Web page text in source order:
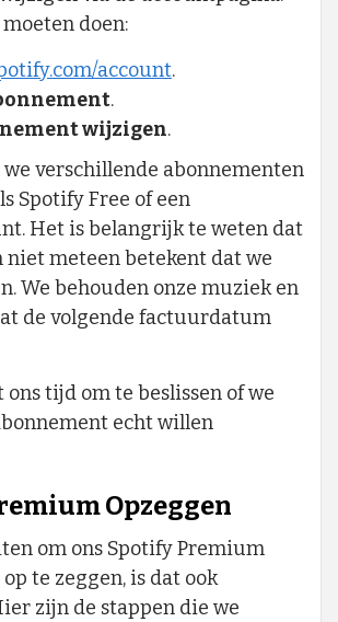
doen:
account.
.
wijzigen.
verschillende abonnementen
Spotify Free of een
Het is belangrijk te weten dat
niet meteen betekent dat we
We behouden onze muziek en
de volgende factuurdatum
tijd om te beslissen of we
echt willen
Opzeggen
om ons Spotify Premium
te zeggen, is dat ook
zijn de stappen die we